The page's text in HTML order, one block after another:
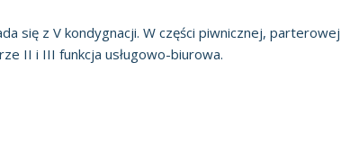
się z V kondygnacji. W części piwnicznej,
II i III funkcja usługowo-biurowa.